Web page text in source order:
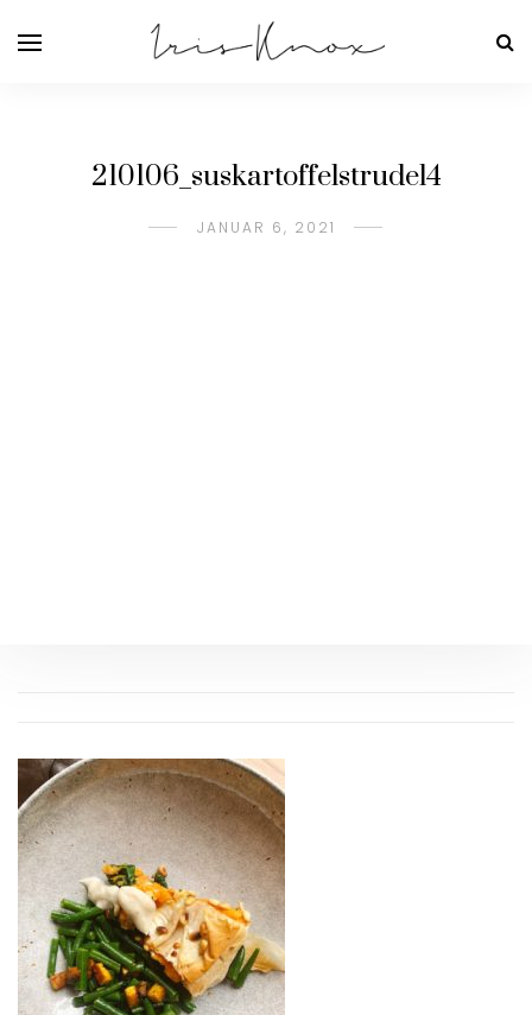
210106_suskartoffelstrudel4
JANUAR 6, 2021